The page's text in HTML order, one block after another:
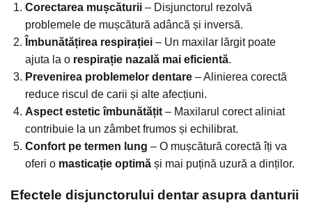
Corectarea mușcăturii– Disjunctorul rezolvă
problemele de mușcătură adâncă și inversă.
Îmbunătățirea respirației– Un maxilar lărgit poate
ajuta la o respirație nazală mai eficientă.
Prevenirea problemelor dentare– Alinierea corectă
reduce riscul de carii și alte afecțiuni.
Aspect estetic îmbunătățit– Maxilarul corect aliniat
contribuie la un zâmbet frumos și echilibrat.
Confort pe termen lung – O mușcătură corectă îți va
oferi o masticație optimăși mai puțină uzură a dinților.
Efectele disjunctorului dentar asupra danturii